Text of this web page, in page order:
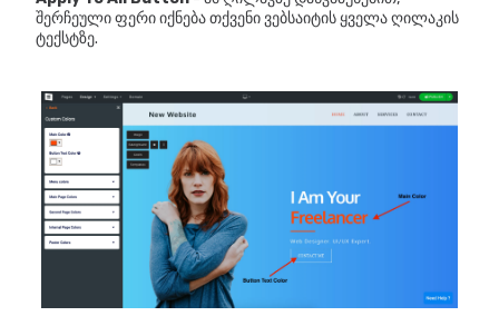
შერჩეული ფერი იქნება თქვენი ვებსაიტის ყველა ღილაკის
ტექსტზე.